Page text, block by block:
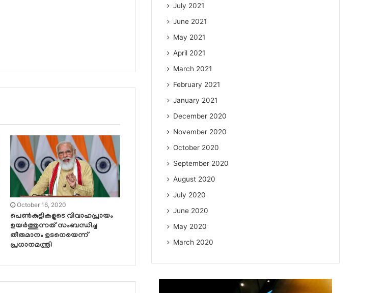
October 16, 2020
പെണ്‍കുട്ടികളുടെ വിവാഹപ്രായം
ഉയര്‍ത്തുന്നത് സംബന്ധിച്ച
തീരുമാനം ഉടനെയെന്ന്
പ്രധാനമന്ത്രി
July 2021
June 2021
May 2021
April 2021
March 2021
February 2021
January 2021
December 2020
November 2020
October 2020
September 2020
August 2020
July 2020
June 2020
May 2020
March 2020